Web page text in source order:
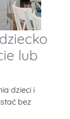
lub
dzieci i
bez